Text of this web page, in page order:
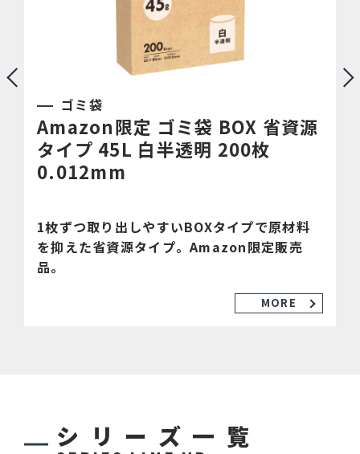
ゴミ袋
Amazon限定 ゴミ袋 BOX 省資源
タイプ 45L 白半透明 200枚
0.012mm
1枚ずつ取り出しやすいBOXタイプで原材料
を抑えた省資源タイプ。Amazon限定販売
品。
MORE
シリーズ一覧